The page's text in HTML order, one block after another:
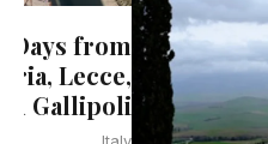
Days from
Lecce,
Gallipoli
Italy